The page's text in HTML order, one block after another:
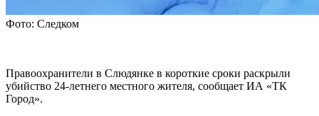
Фото: Следком
Правоохранители в Слюдянке в короткие сроки раскрыли
убийство 24-летнего местного жителя, сообщает ИА «ТК
Город».